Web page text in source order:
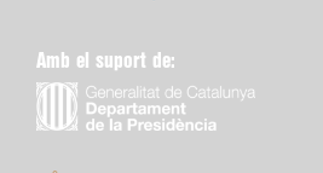
Amb el suport de: